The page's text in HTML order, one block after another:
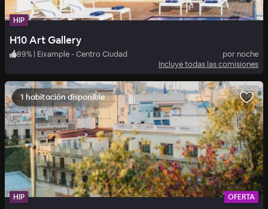
HIP
H10 Art Gallery
89% | Eixample - Centro Ciudad
por noche
Incluye todas las comisiones
1 habitación disponible
HIP OFERTA